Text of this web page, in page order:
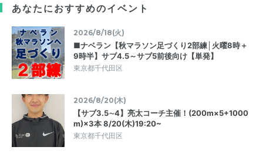
あなたにおすすめのイベント
2026/8/18(火)
■ナベラン【秋マラソン足づくり2部練│火曜8時＋
9時半】サブ4.5～サブ5前後向け【単発】
東京都千代田区
2026/8/20(木)
【サブ3.5∼4】亮太コーチ主催！(200m×5+1000
m)×3本 8/20(木)19:20~
東京都千代田区